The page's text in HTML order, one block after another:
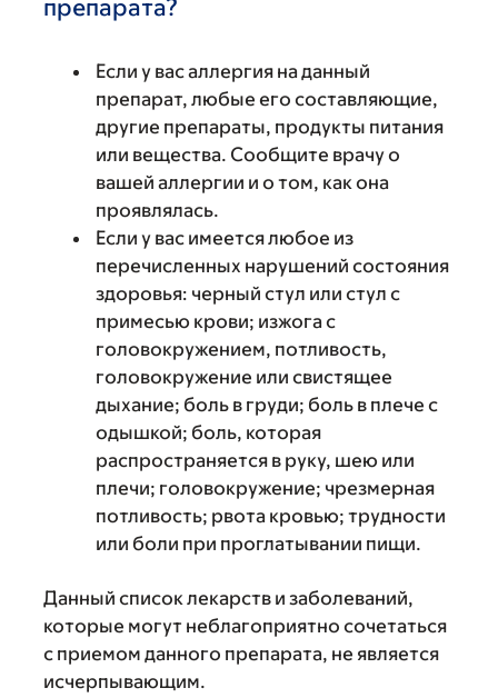
препарата?
Если у вас аллергия на данный
препарат, любые его составляющие,
другие препараты, продукты питания
или вещества. Сообщите врачу о
вашей аллергии и о том, как она
проявлялась.
Если у вас имеется любое из
перечисленных нарушений состояния
здоровья: черный стул или стул с
примесью крови; изжога с
головокружением, потливость,
головокружение или свистящее
дыхание; боль в груди; боль в плече с
одышкой; боль, которая
распространяется в руку, шею или
плечи; головокружение; чрезмерная
потливость; рвота кровью; трудности
или боли при проглатывании пищи.
Данный список лекарств и заболеваний,
которые могут неблагоприятно сочетаться
с приемом данного препарата, не является
исчерпывающим.